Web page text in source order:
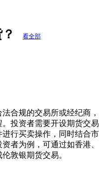
看全部
合规的交易所或经纪商，
投资者需要开设期货交易
行买卖操作，同时结合市
者为例，可通过如香港、
敦银期货交易。